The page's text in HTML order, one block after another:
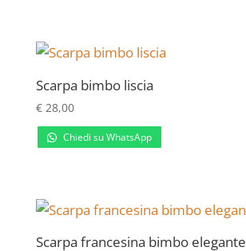
Scarpa bimbo liscia
€28,00
Chiedi su WhatsApp
Scarpa francesina bimbo elegante